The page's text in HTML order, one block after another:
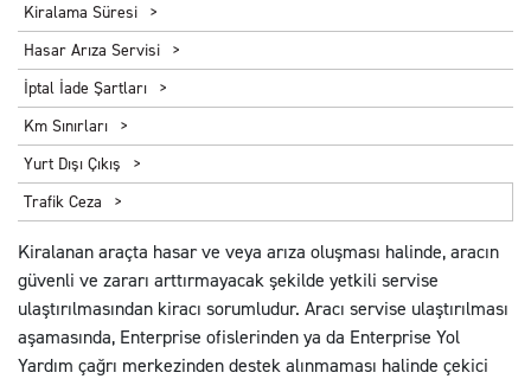
Kiralama Süresi
Hasar Arıza Servisi
İptal İade Şartları
Km Sınırları
Yurt Dışı Çıkış
Trafik Ceza
Kiralanan araçta hasar ve veya arıza oluşması halinde, aracın
güvenli ve zararı arttırmayacak şekilde yetkili servise
ulaştırılmasından kiracı sorumludur. Aracı servise ulaştırılması
aşamasında, Enterprise ofislerinden ya da Enterprise Yol
Yardım çağrı merkezinden destek alınmaması halinde çekici